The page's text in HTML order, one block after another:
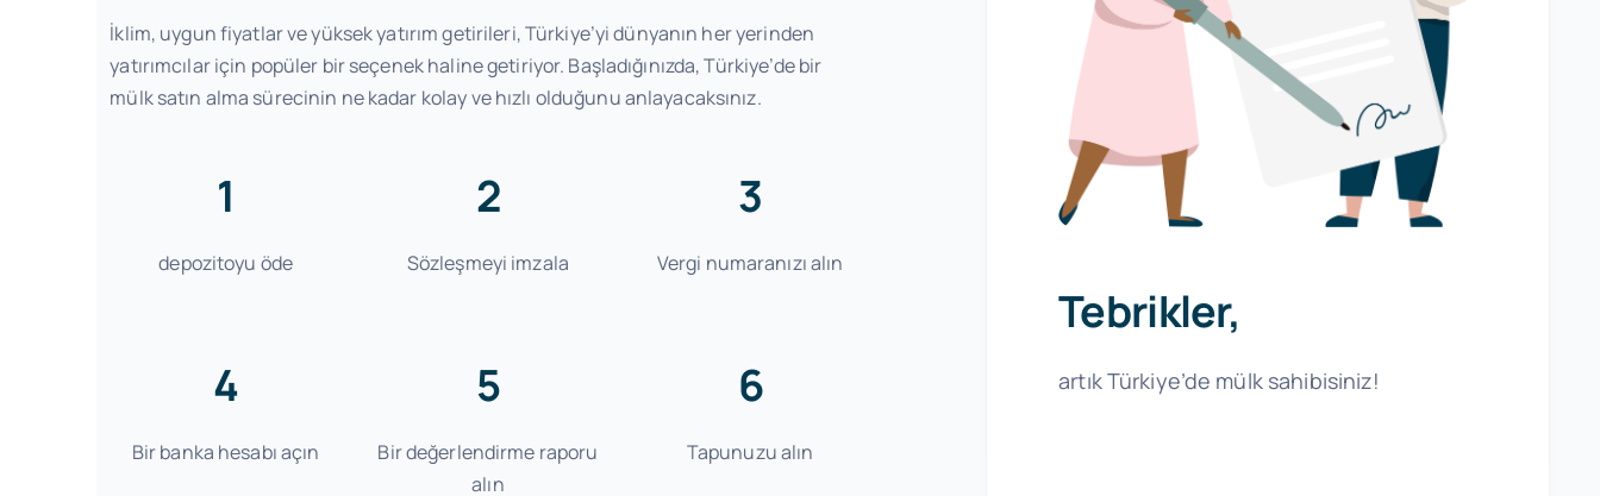
İklim, uygun fiyatlar ve yüksek yatırım getirileri, Türkiye’yi dünyanın her yerinden
yatırımcılar için popüler bir seçenek haline getiriyor. Başladığınızda, Türkiye’de bir
mülk satın alma sürecinin ne kadar kolay ve hızlı olduğunu anlayacaksınız.
1
depozitoyu öde
2
Sözleşmeyi imzala
3
Vergi numaranızı alın
4
Bir banka hesabı açın
5
Bir değerlendirme raporu
alın
6
Tapunuzu alın
Tebrikler,
artık Türkiye’de mülk sahibisiniz!